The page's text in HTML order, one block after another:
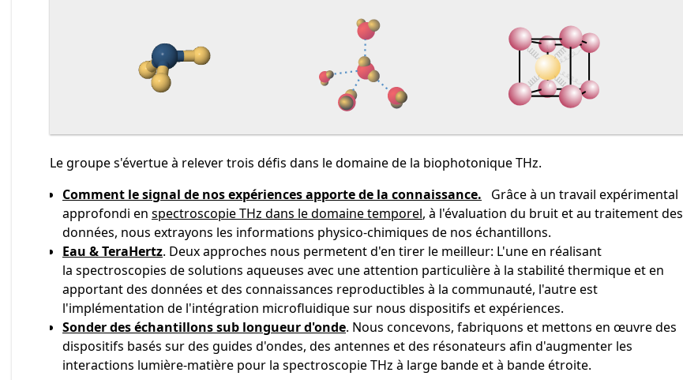
Le groupe s'évertue à relever trois défis dans le domaine de la biophotonique THz.
Comment le signal de nos expériences apporte de la connaissance. Grâce à un travail expérimental
approfondi en spectroscopie THz dans le domaine temporel, à l'évaluation du bruit et au traitement des
données, nous extrayons les informations physico-chimiques de nos échantillons.
Eau & TeraHertz. Deux approches nous permetent d'en tirer le meilleur: L'une en réalisant
la spectroscopies de solutions aqueuses avec une attention particulière à la stabilité thermique et en
apportant des données et des connaissances reproductibles à la communauté, l'autre est
l'implémentation de l'intégration microfluidique sur nous dispositifs et expériences.
Sonder des échantillons sub longueur d'onde. Nous concevons, fabriquons et mettons en œuvre des
dispositifs basés sur des guides d'ondes, des antennes et des résonateurs afin d'augmenter les
interactions lumière-matière pour la spectroscopie THz à large bande et à bande étroite.